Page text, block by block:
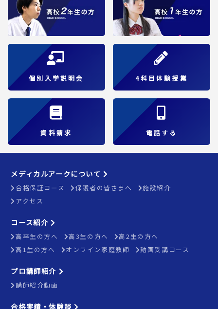
個別入学説明会 4科目体験授業
資料請求 電話する
メディカルアークについて
合格保証コース 保護者の皆さまへ
施設紹介
アクセス
コース紹介
高卒生の方へ 高3生の方へ
高2生の方へ
高1生の方へ
オンライン家庭教師 動画受講コース
プロ講師紹介
講師紹介動画
合格実績・体験談